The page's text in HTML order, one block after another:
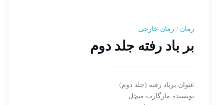
رمان / رمان خارجی
بر باد رفته جلد دوم
عنوان:برباد رفته (جلد دوم)
نویسنده:مارگارت میچل